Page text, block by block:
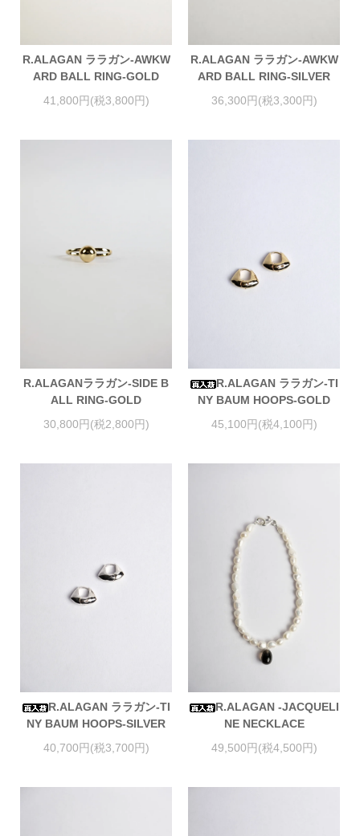
R.ALAGAN ララガン-AWKW
ARD BALL RING-GOLD
41,800円(税3,800円)
R.ALAGAN ララガン-AWKW
ARD BALL RING-SILVER
36,300円(税3,300円)
R.ALAGANララガン-SIDE B
ALL RING-GOLD
30,800円(税2,800円)
R.ALAGAN ララガン-TI
NY BAUM HOOPS-GOLD
45,100円(税4,100円)
R.ALAGAN ララガン-TI
NY BAUM HOOPS-SILVER
40,700円(税3,700円)
R.ALAGAN -JACQUELI
NE NECKLACE
49,500円(税4,500円)